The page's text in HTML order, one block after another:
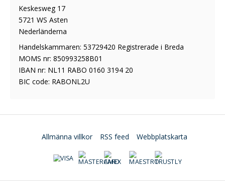
Keskesweg 17
5721 WS Asten
Nederländerna
Handelskammaren: 53729420 Registrerade i Breda
MOMS nr: 850993258B01
IBAN nr: NL11 RABO 0160 3194 20
BIC code: RABONL2U
Allmänna villkor RSS feed Webbplatskarta